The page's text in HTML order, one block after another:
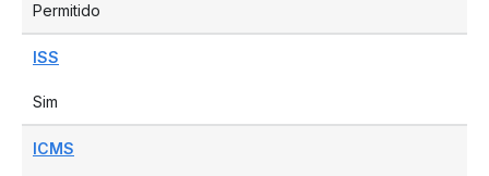
Permitido
ISS
Sim
ICMS